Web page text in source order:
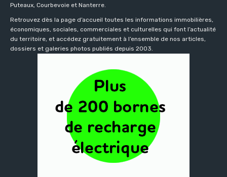
Puteaux, Courbevoie et Nanterre.
Retrouvez dès la page d’accueil toutes les informations immobilières,
économiques, sociales, commerciales et culturelles qui font l’actualité
du territoire, et accédez gratuitement à l’ensemble de nos articles,
dossiers et galeries photos publiés depuis 2003.